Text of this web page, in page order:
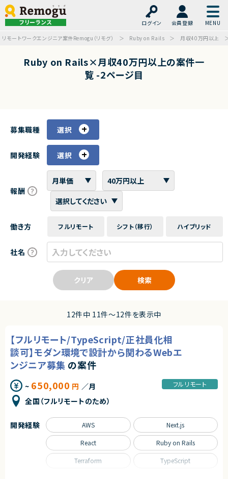
フリーランス ログイン
会員登録
リモートワークエンジニア案件Remogu（リモグ）
Ruby on Rails 月収40万円以上
Ruby on Rails×月収40万円以上の案件一
覧 -2ページ目
募集職種 選択
開発経験 選択
報酬
働き方 フルリモート シフト（移行） ハイブリッド
社名
クリア 検索
12件中 11件〜12件を表示中
【フルリモート/TypeScript/正社員化相
談可】モダン環境で設計から関わるWebエ
ンジニア募集 の案件
~ 650,000 円 ／月
全国（フルリモートのため）
フルリモート
開発経験 AWS Next.js
React Ruby on Rails
Terraform TypeScript